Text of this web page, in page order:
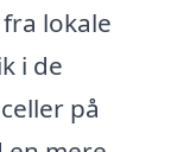
lokale
i de
på